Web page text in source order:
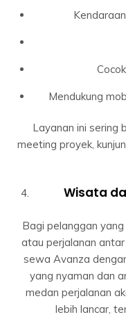
Mendukung
Layanan ini sering
meeting proyek,
Wisata
Bagi pelanggan
atau perjalanan
sewa Avanza
yang nyaman dan
medan perjalanan
lebih lancar,